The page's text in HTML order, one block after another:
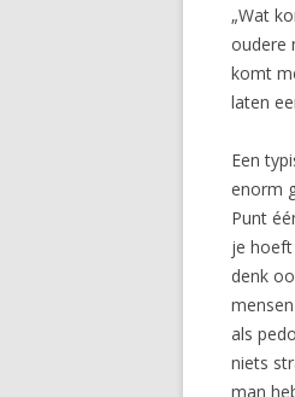
„Wat
oudere
komt
laten
Een
enorm
Punt
je
denk
als
niets
man